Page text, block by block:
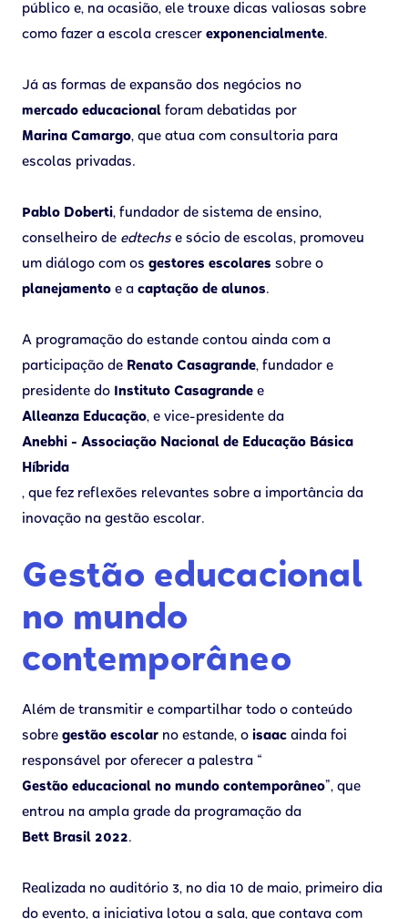
público e, na ocasião, ele trouxe dicas valiosas sobre
como fazer a escola crescer exponencialmente.
Já as formas de expansão dos negócios no
mercado educacional foram debatidas por
Marina Camargo, que atua com consultoria para
escolas privadas.
Pablo Doberti, fundador de sistema de ensino,
conselheiro de edtechs e sócio de escolas, promoveu
um diálogo com os gestores escolares sobre o
planejamento e a captação de alunos.
A programação do estande contou ainda com a
participação de Renato Casagrande, fundador e
presidente do Instituto Casagrande e
Alleanza Educação, e vice-presidente da
Anebhi - Associação Nacional de Educação Básica
Híbrida
, que fez reflexões relevantes sobre a importância da
inovação na gestão escolar.
Gestão educacional
no mundo
contemporâneo
Além de transmitir e compartilhar todo o conteúdo
sobre gestão escolar no estande, o isaac ainda foi
responsável por oferecer a palestra “
Gestão educacional no mundo contemporâneo”, que
entrou na ampla grade da programação da
Bett Brasil 2022.
Realizada no auditório 3, no dia 10 de maio, primeiro dia
do evento, a iniciativa lotou a sala, que contava com